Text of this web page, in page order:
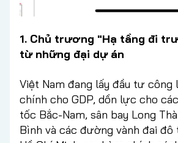
1. Chủ trương "Hạ tầng đi
từ những đại dự án
Việt Nam đang lấy đầu tư công
chính cho GDP, dồn lực cho
tốc Bắc-Nam, sân bay Long
Bình và các đường vành đai đô